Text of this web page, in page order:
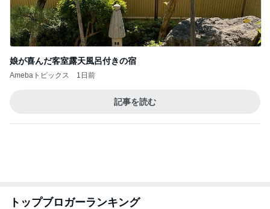
娘が喜んだ客室露天風呂付きの宿
Amebaトピックス 1日前
記事を読む
トップブロガーランキング